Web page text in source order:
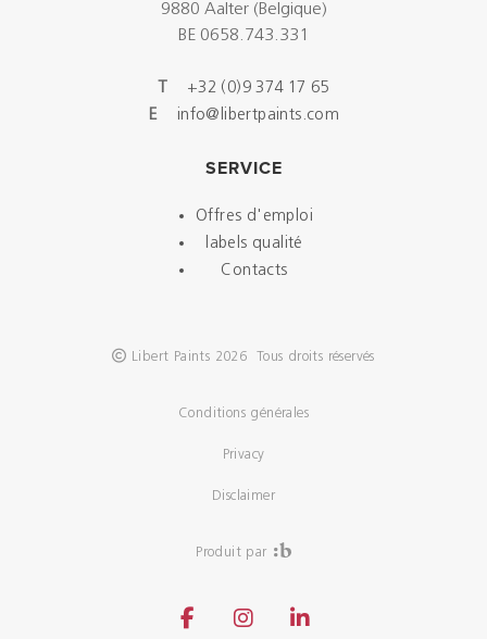
9880 Aalter (Belgique)
BE 0658.743.331
+32 (0)9 374 17 65
E info@libertpaints.com
SERVICE
Offres d'emploi
labels qualité
Contacts
Libert Paints 2026 Tous droits réservés
Conditions générales
Privacy
Disclaimer
Produit par